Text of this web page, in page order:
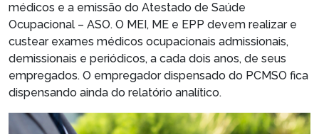
médicos e a emissão do Atestado de Saúde
Ocupacional – ASO. O MEI, ME e EPP devem realizar e
custear exames médicos ocupacionais admissionais,
demissionais e periódicos, a cada dois anos, de seus
empregados. O empregador dispensado do PCMSO fica
dispensando ainda do relatório analítico.